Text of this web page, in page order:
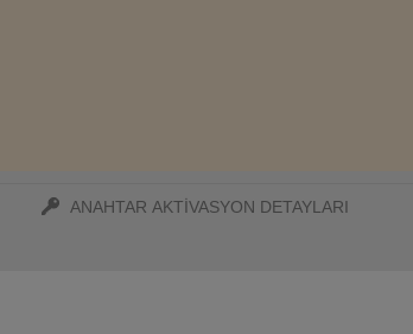
ANAHTAR AKTIVASYON DETAYLARI